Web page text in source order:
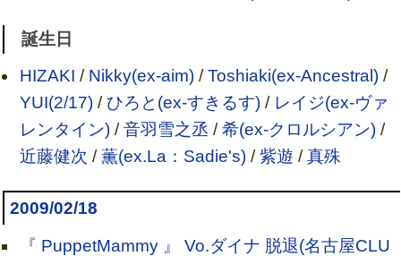
誕生日
HIZAKI / Nikky(ex-aim)/Toshiaki(ex-Ancestral)/
YUI(2/17)/ ひろと(ex-すきるす)/ レイジ(ex-ヴァ
レンタイン)/音羽雪之丞 /希(ex-クロルシアン)/
近藤健次 /薫(ex.La：Sadie's)/紫遊 /真殊
2009/02/18
『 PuppetMammy 』 Vo.ダイナ 脱退(名古屋CLU